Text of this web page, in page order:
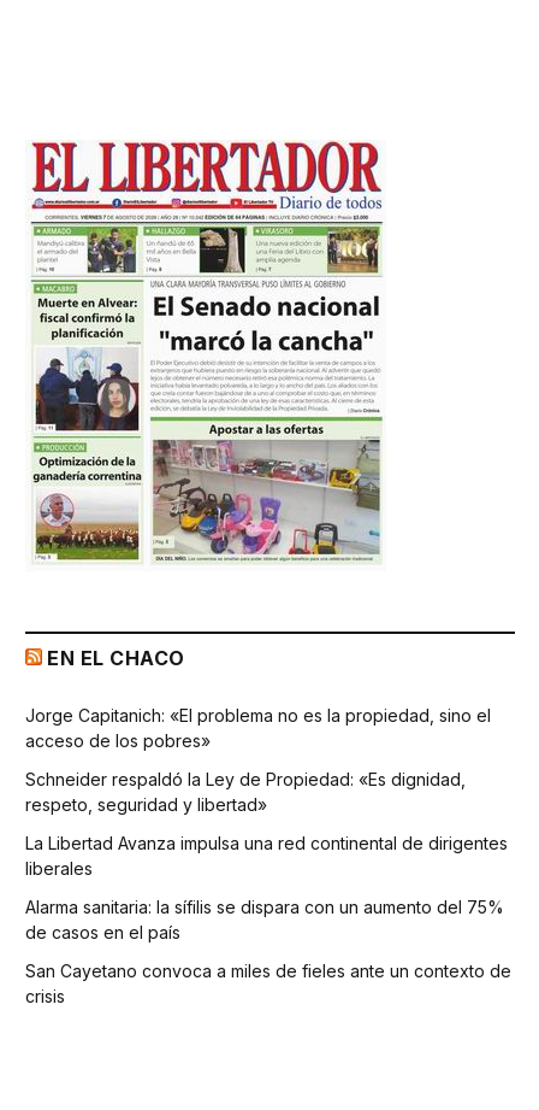
EN EL CHACO
Jorge Capitanich: «El problema no es la propiedad, sino el
acceso de los pobres»
Schneider respaldó la Ley de Propiedad: «Es dignidad,
respeto, seguridad y libertad»
La Libertad Avanza impulsa una red continental de dirigentes
liberales
Alarma sanitaria: la sífilis se dispara con un aumento del 75%
de casos en el país
San Cayetano convoca a miles de fieles ante un contexto de
crisis